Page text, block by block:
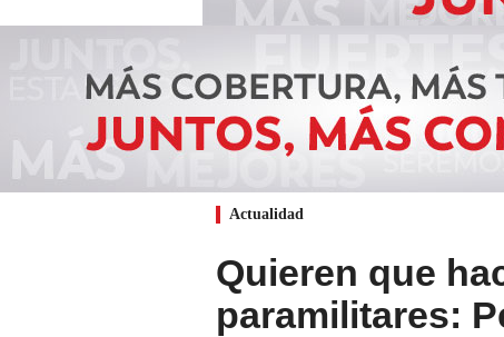
Actualidad
Quieren que
paramilitares: